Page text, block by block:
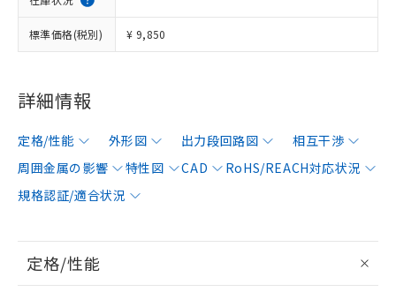
標準価格(税別) ¥ 9,850
詳細情報
定格/性能 外形図 出力段回路図
相互干渉
周囲金属の影響
特性図 CAD
RoHS/REACH対応状況
規格認証/適合状況
定格/性能